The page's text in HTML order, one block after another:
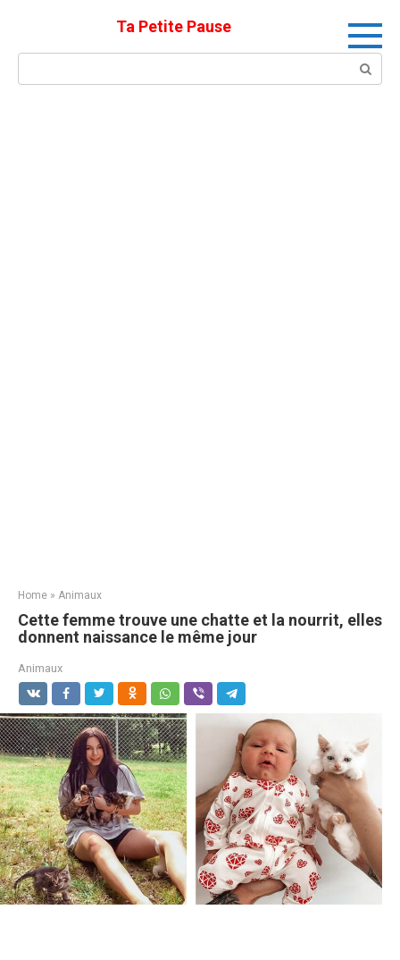
Ta Petite Pause
Search:
Home » Animaux
Cette femme trouve une chatte et la nourrit, elles
donnent naissance le même jour
Animaux